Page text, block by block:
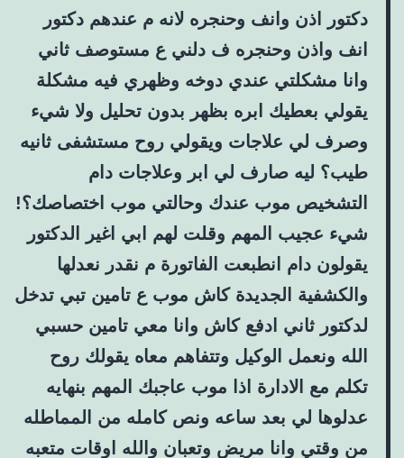
دكتور اذن وانف وحنجره لانه م عندهم دكتور
انف واذن وحنجره ف دلني ع مستوصف ثاني
وانا مشكلتي عندي دوخه وظهري فيه مشكلة
يقولي بعطيك ابره بظهر بدون تحليل ولا شيء
وصرف لي علاجات ويقولي روح مستشفى ثانيه
طيب؟ ليه صارف لي ابر وعلاجات دام
التشخيص موب عندك وحالتي موب اختصاصك؟!
شيء عجيب المهم وقلت لهم ابي اغير الدكتور
يقولون دام انطبعت الفاتورة م نقدر نعدلها
والكشفية الجديدة كاش موب ع تامين تبي تدخل
لدكتور ثاني ادفع كاش وانا معي تامين حسبي
الله ونعمل الوكيل وتتفاهم معاه يقولك روح
تكلم مع الادارة اذا موب عاجبك المهم بنهايه
عدلوها لي بعد ساعه ونص كامله من المماطله
من وقتي وانا مريض وتعبان والله اوقات متعبه